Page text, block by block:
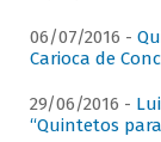
06/07/2016 -
Carioca de
29/06/2016 -
“Quintetos